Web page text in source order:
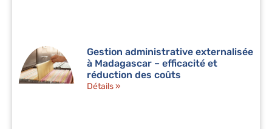
Gestion administrative externalisée
à Madagascar – efficacité et
réduction des coûts
Détails »